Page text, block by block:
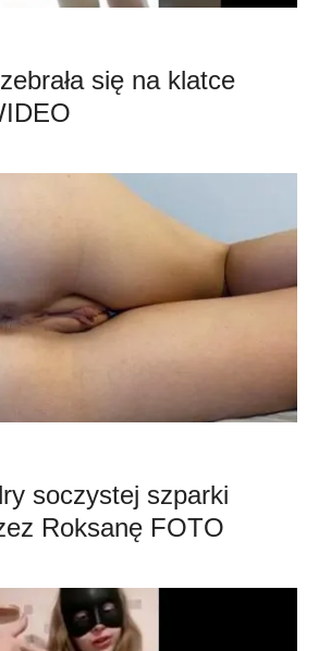
się na klatce
soczystej szparki
Roksanę FOTO